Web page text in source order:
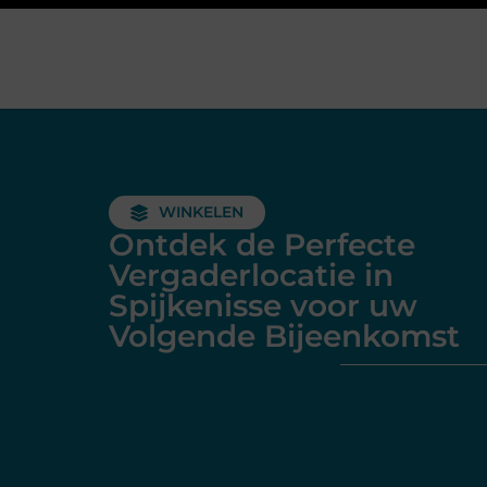
WINKELEN
Ontdek de Perfecte
Vergaderlocatie in
Spijkenisse voor uw
Volgende Bijeenkomst